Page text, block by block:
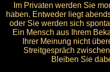
Im Privaten werden Sie
haben. Entweder liegt
oder Sie werden sich
Ein Mensch aus Ihrem
Ihrer Meinung nicht
Streitgespräch
Bleiben Sie